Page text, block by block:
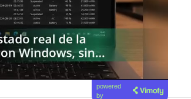
powered
by